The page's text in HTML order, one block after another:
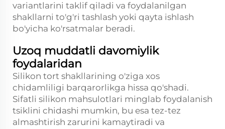
variantlarini taklif qiladi va foydalanilgan
shakllarni to'g'ri tashlash yoki qayta ishlash
bo'yicha ko'rsatmalar beradi.
Uzoq muddatli davomiylik
foydalaridan
Silikon tort shakllarining o'ziga xos
chidamliligi barqarorlikga hissa qo'shadi.
Sifatli silikon mahsulotlari minglab foydalanish
tsiklini chidashi mumkin, bu esa tez-tez
almashtirish zarurini kamaytiradi va